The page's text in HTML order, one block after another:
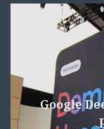
Google